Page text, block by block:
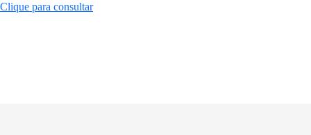
Clique para consultar